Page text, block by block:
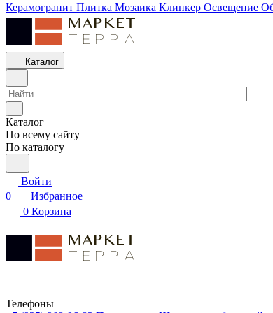
Керамогранит Плитка Мозаика Клинкер Освещение
Каталог
Каталог
По всему сайту
По каталогу
Войти
0
Избранное
0 Корзина
Телефоны